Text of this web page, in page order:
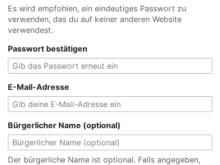
Es wird empfohlen, ein eindeutiges Passwort zu
verwenden, das du auf keiner anderen Website
verwendest.
Passwort bestätigen
E-Mail-Adresse
Bürgerlicher Name (optional)
Der bürgerliche Name ist optional. Falls angegeben,